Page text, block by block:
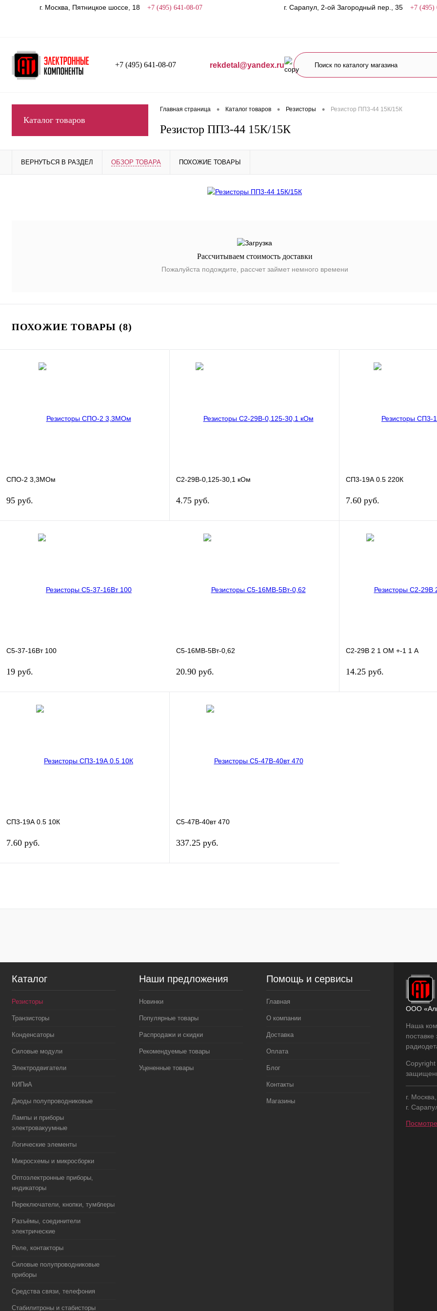
г. Москва, Пятницкое шоссе, 18 +7 (495) 641-08-07 г. Сарапул, 2-ой Загородный пер., 35 +7 (495)
+7 (495) 641-08-07 rekdetal@yandex.ru
Каталог товаров
Главная страница • Каталог товаров • Резисторы • Резистор ПП3-44 15К/15К
Резистор ПП3-44 15К/15К
ВЕРНУТЬСЯ В РАЗДЕЛ ОБЗОР ТОВАРА ПОХОЖИЕ ТОВАРЫ
Рассчитываем стоимость доставки
Пожалуйста подождите, рассчет займет немного времени
ПОХОЖИЕ ТОВАРЫ (8)
СПО-2 3,3МОм
95 руб.
наличии
С2-29В-0,125-30,1 кОм
4.75 руб.
наличии
СП3-19А 0.5 220К
7.60 руб.
С5-37-16Вт 100
19 руб.
наличии
С5-16МВ-5Вт-0,62
20.90 руб.
наличии
С2-29В 2 1 ОМ +-1 1 А
14.25 руб.
СП3-19А 0.5 10К
7.60 руб.
Купить в 1 клик Сравнение
С5-47В-40вт 470
337.25 руб.
Купить в 1 клик Сравнение
Каталог
Резисторы
Транзисторы
Конденсаторы
Силовые модули
Электродвигатели
КИПиА
Диоды полупроводниковые
Лампы и приборы
электровакуумные
Логические элементы
Микросхемы и микросборки
Оптоэлектронные приборы,
индикаторы
Переключатели, кнопки, тумблеры
Разъёмы, соединители
электрические
Реле, контакторы
Силовые полупроводниковые
приборы
Средства связи, телефония
Стабилитроны и стабисторы
Наши предложения
Новинки
Популярные товары
Распродажи и скидки
Рекомендуемые товары
Уцененные товары
Помощь и сервисы
Главная
О компании
Доставка
Оплата
Блог
Контакты
Магазины
ООО
Наша
г.
г.